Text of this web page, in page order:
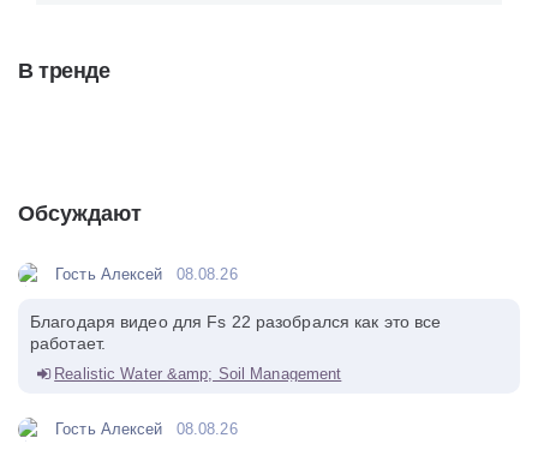
В тренде
Обсуждают
Гость Алексей 08.08.26
Благодаря видео для Fs 22 разобрался как это все
работает.
Realistic Water &amp; Soil Management
Гость Алексей 08.08.26